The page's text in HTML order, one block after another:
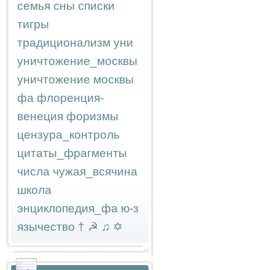
семья сны списки
тигры
традиционализм уни
уничтожение_москвы
уничтожение москвы
фа флоренция-
венеция форизмы
цензура_контроль
цитаты_фрагменты
числа чужая_всячина
школа
энциклопедия_фа ю-з
язычество † ☭ ♫ ✡